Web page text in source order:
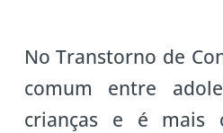
No Transtorno de
comum entre
crianças e é mais